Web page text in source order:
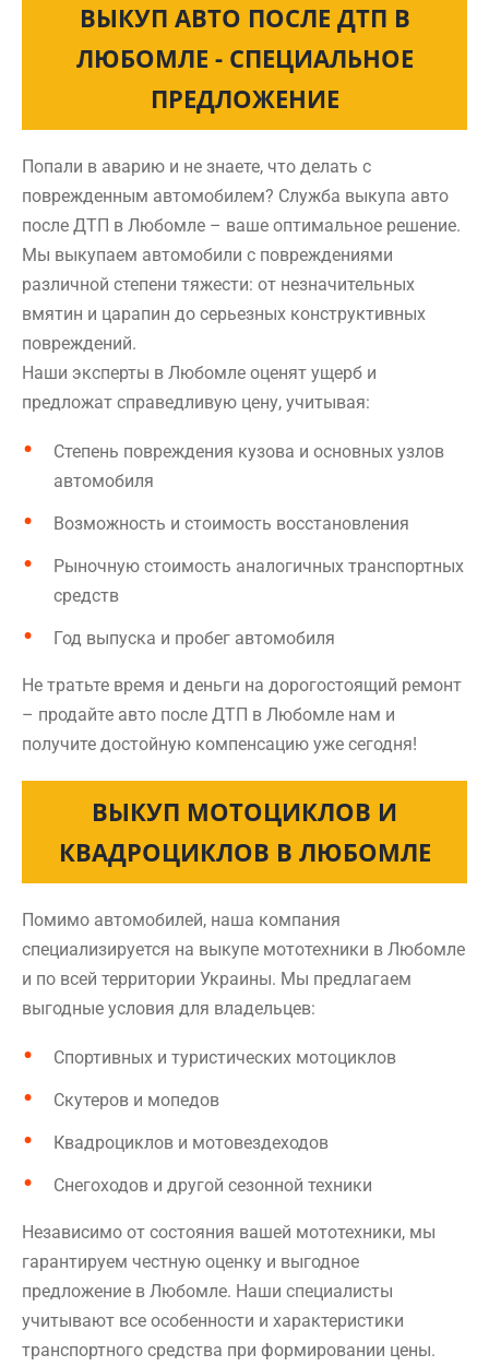
ВЫКУП АВТО ПОСЛЕ ДТП В
ЛЮБОМЛЕ - СПЕЦИАЛЬНОЕ
ПРЕДЛОЖЕНИЕ
Попали в аварию и не знаете, что делать с
поврежденным автомобилем? Служба выкупа авто
после ДТП в Любомле – ваше оптимальное решение.
Мы выкупаем автомобили с повреждениями
различной степени тяжести: от незначительных
вмятин и царапин до серьезных конструктивных
повреждений.
Наши эксперты в Любомле оценят ущерб и
предложат справедливую цену, учитывая:
Степень повреждения кузова и основных узлов
автомобиля
Возможность и стоимость восстановления
Рыночную стоимость аналогичных транспортных
средств
Год выпуска и пробег автомобиля
Не тратьте время и деньги на дорогостоящий ремонт
– продайте авто после ДТП в Любомле нам и
получите достойную компенсацию уже сегодня!
ВЫКУП МОТОЦИКЛОВ И
КВАДРОЦИКЛОВ В ЛЮБОМЛЕ
Помимо автомобилей, наша компания
специализируется на выкупе мототехники в Любомле
и по всей территории Украины. Мы предлагаем
выгодные условия для владельцев:
Спортивных и туристических мотоциклов
Скутеров и мопедов
Квадроциклов и мотовездеходов
Снегоходов и другой сезонной техники
Независимо от состояния вашей мототехники, мы
гарантируем честную оценку и выгодное
предложение в Любомле. Наши специалисты
учитывают все особенности и характеристики
транспортного средства при формировании цены.